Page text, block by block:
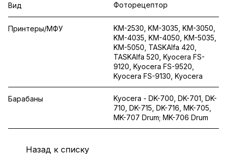
Вид Фоторецептор
Принтеры/МФУ
KM-2530, KM-3035, KM-3050,
KM-4035, KM-4050, KM-5035,
KM-5050, TASKAlfa 420,
TASKAlfa 520, Kyocera FS-
9120, Kyocera FS-9520,
Kyocera FS-9130, Kyocera
Барабаны
Kyocera - DK-700, DK-701, DK-
710, DK-715, DK-716, MK-705,
MK-707 Drum; MK-706 Drum
Назад к списку